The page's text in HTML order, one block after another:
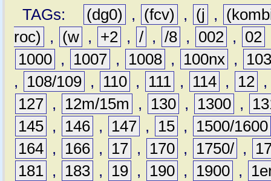
TAGs: (dg0) , (fcv) , (j ,
roc)
, (w , +2 , / , /8 , 002 , 02
1000 , 1007 , 1008 , 100nx ,
,
108/109 , 110 , 111 , 114 , 12
127 , 12m/15m , 130 , 1300 ,
145 , 146 , 147 , 15 ,
1500/1600
164 , 166 , 17 , 170 , 1750/ ,
181 , 183 , 19 , 190 , 1900 ,